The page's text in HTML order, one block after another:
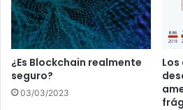
¿Es Blockchain realmente
seguro?
03/03/2023